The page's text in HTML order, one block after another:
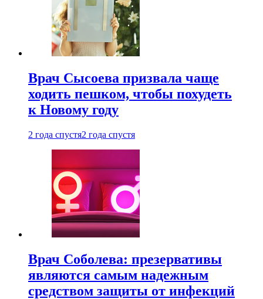
Врач Сысоева призвала чаще
ходить пешком, чтобы похудеть
к Новому году
2 года спустя2 года спустя
Врач Соболева: презервативы
являются самым надежным
средством защиты от инфекций